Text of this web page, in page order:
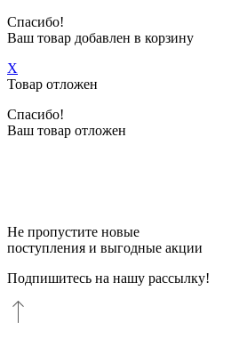
Спасибо!
Ваш товар добавлен в корзину
X
Товар отложен
Спасибо!
Ваш товар отложен
Не пропустите новые
поступления и выгодные акции
Подпишитесь на нашу рассылку!